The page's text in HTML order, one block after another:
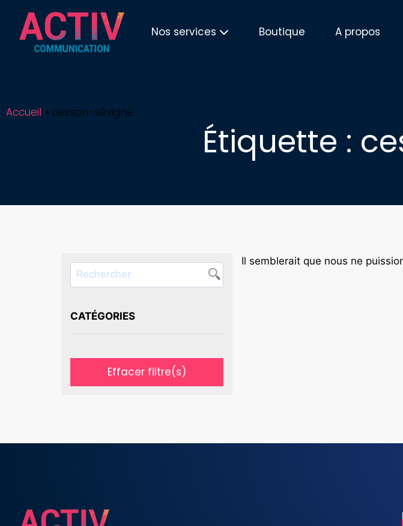
Nos services Boutique A propos
Accueil » cesson-sévigné
Étiquette :
CATÉGORIES
Effacer filtre(s)
Il semblerait que nous ne